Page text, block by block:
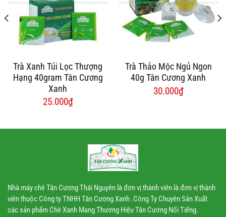
Trà Xanh Túi Lọc Thượng
Hạng 40gram Tân Cương
Xanh
25.000₫
Trà Thảo Mộc Ngủ Ngon
40g Tân Cương Xanh
30.000₫
Nhà máy chè Tân Cương Thái Nguyên là đơn vị thành viên là đơn vị thành
viên thuộc Công ty TNHH Tân Cương Xanh .Công Ty Chuyên Sản Xuất
các sản phẩm Chè Xanh Mang Thương Hiệu Tân Cương Nổi Tiếng.